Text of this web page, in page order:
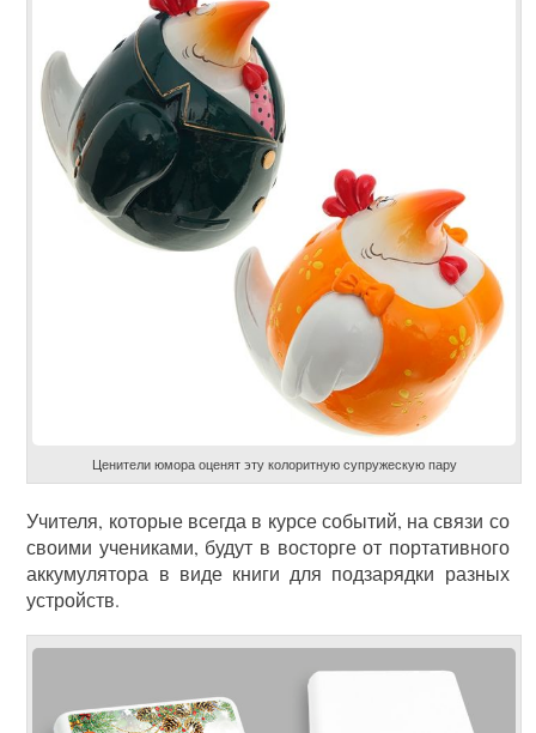
Ценители юмора оценят эту колоритную супружескую пару
Учителя, которые всегда в курсе событий, на связи со
своими учениками, будут в восторге от портативного
аккумулятора в виде книги для подзарядки разных
устройств.